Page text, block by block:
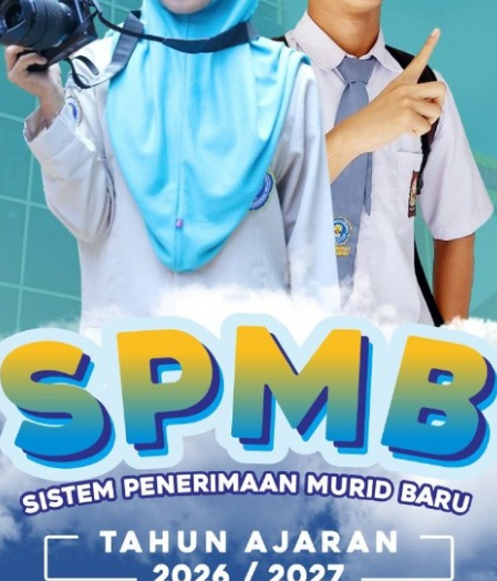
SMK Muhammadiyah 1 Ajibarang Belajar
segarnya perpaduan buah, hingga es kopi susu
dipenuhi buku dan papan tulis mendadak
1 Ajibarang terus mempersiapkan peserta
setelah lulus sekolah. Salah satu langkah